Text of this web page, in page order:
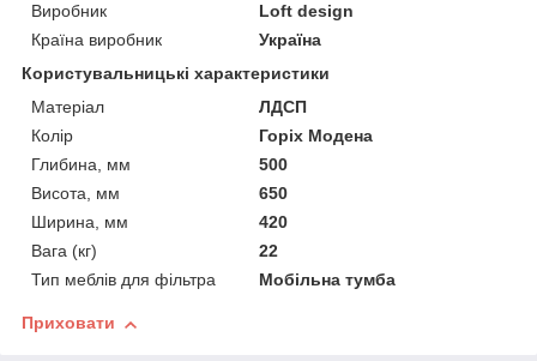
Виробник
Loft design
Країна виробник
Україна
Користувальницькі характеристики
Матеріал
ЛДСП
Колір
Горіх Модена
Глибина, мм
500
Висота, мм
650
Ширина, мм
420
Вага (кг)
22
Тип меблів для фільтра
Мобільна тумба
Приховати